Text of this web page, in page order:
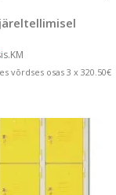
võrdses osas 3 x 320.50€